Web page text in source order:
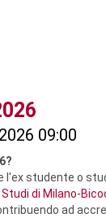
09:00
l'ex studente o
di Milano-
ad
30
14 15